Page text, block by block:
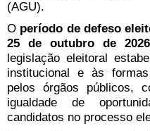
(AGU).
O período de defeso
25 de outubro de 2026
legislação eleitoral
institucional e às
pelos órgãos públicos,
igualdade de
candidatos no processo